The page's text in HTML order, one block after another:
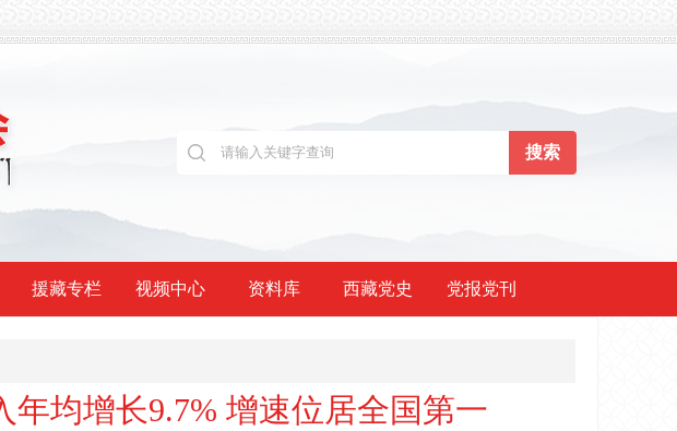
援藏专栏 视频中心 资料库 西藏党史 党报党刊
均增长9.7% 增速位居全国第一